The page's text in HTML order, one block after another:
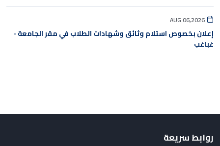
AUG 06,2026
إعلان بخصوص استلام وثائق وشهادات الطلاب في مقر الجامعة -
غباغب
روابط سريعة